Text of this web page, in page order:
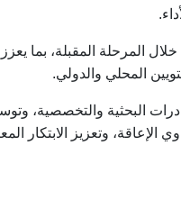
المرحلة المقبلة، بما
المحلي والدولي.
البحثية والتخصصية،
الإعاقة، وتعزيز الابتكار